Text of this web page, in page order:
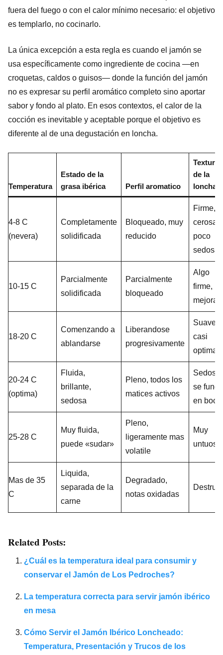
fuera del fuego o con el calor mínimo necesario: el objetivo
es templarlo, no cocinarlo.
La única excepción a esta regla es cuando el jamón se
usa específicamente como ingrediente de cocina —en
croquetas, caldos o guisos— donde la función del jamón
no es expresar su perfil aromático completo sino aportar
sabor y fondo al plato. En esos contextos, el calor de la
cocción es inevitable y aceptable porque el objetivo es
diferente al de una degustación en loncha.
Temperatura
Estado de la
grasa ibérica
Perfil aromatico
Textura
de la
loncha
4-8 C
(nevera)
Completamente
solidificada
Bloqueado, muy
reducido
Firme,
cerosa,
poco
sedosa
10-15 C
Parcialmente
solidificada
Parcialmente
bloqueado
Algo
firme,
18-20 C
Comenzando a
ablandarse
Liberandose
progresivamente
Suave,
casi
optima
20-24 C
(optima)
Fluida,
brillante,
sedosa
Pleno, todos los
matices activos
Sedosa,
se funde
en boca
25-28 C
Muy fluida,
puede «sudar»
Pleno,
ligeramente mas
volatile
Muy
untuosa
Mas de 35
C
Liquida,
separada de la
carne
Degradado,
notas oxidadas
Related Posts:
¿Cuál es la temperatura ideal para consumir y
conservar el Jamón de Los Pedroches?
La temperatura correcta para servir jamón ibérico
en mesa
Cómo Servir el Jamón Ibérico Loncheado:
Temperatura, Presentación y Trucos de los